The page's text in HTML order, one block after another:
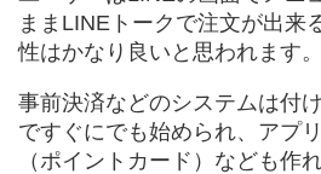
ままLINEトークで注文が出来
性はかなり良いと思われます。
事前決済などのシステムは付
ですぐにでも始められ、アプ
（ポイントカード）なども作